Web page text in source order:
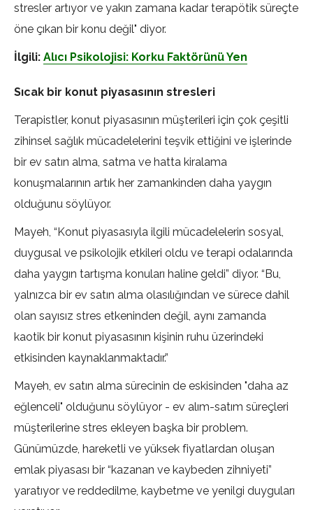
stresler artıyor ve yakın zamana kadar terapötik süreçte
öne çıkan bir konu değil" diyor.
İlgili: Alıcı Psikolojisi: Korku Faktörünü Yen
Sıcak bir konut piyasasının stresleri
Terapistler, konut piyasasının müşterileri için çok çeşitli
zihinsel sağlık mücadelelerini teşvik ettiğini ve işlerinde
bir ev satın alma, satma ve hatta kiralama
konuşmalarının artık her zamankinden daha yaygın
olduğunu söylüyor.
Mayeh, “Konut piyasasıyla ilgili mücadelelerin sosyal,
duygusal ve psikolojik etkileri oldu ve terapi odalarında
daha yaygın tartışma konuları haline geldi” diyor. “Bu,
yalnızca bir ev satın alma olasılığından ve sürece dahil
olan sayısız stres etkeninden değil, aynı zamanda
kaotik bir konut piyasasının kişinin ruhu üzerindeki
etkisinden kaynaklanmaktadır.”
Mayeh, ev satın alma sürecinin de eskisinden "daha az
eğlenceli" olduğunu söylüyor - ev alım-satım süreçleri
müşterilerine stres ekleyen başka bir problem.
Günümüzde, hareketli ve yüksek fiyatlardan oluşan
emlak piyasası bir “kazanan ve kaybeden zihniyeti”
yaratıyor ve reddedilme, kaybetme ve yenilgi duyguları